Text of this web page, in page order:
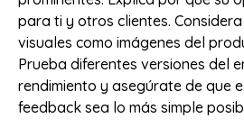
para ti y otros clientes.
visuales como imágenes del
Prueba diferentes versiones del
rendimiento y asegúrate de que
feedback sea lo más simple